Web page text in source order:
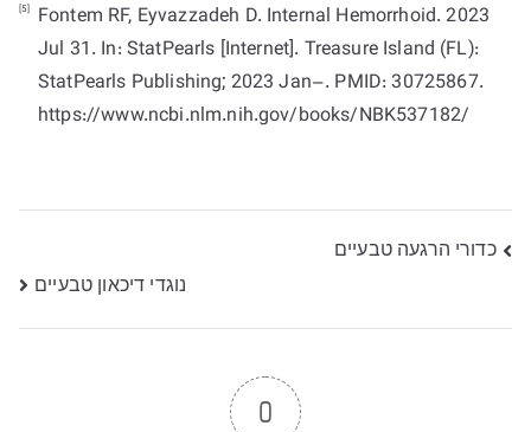
[5]
Fontem RF, Eyvazzadeh D. Internal Hemorrhoid. 2023
Jul 31. In: StatPearls [Internet]. Treasure Island (FL):
StatPearls Publishing; 2023 Jan–. PMID: 30725867.
https://www.ncbi.nlm.nih.gov/books/NBK537182/
ניווט
כדורי הרגעה טבעיים
נוגדי דיכאון טבעיים
0